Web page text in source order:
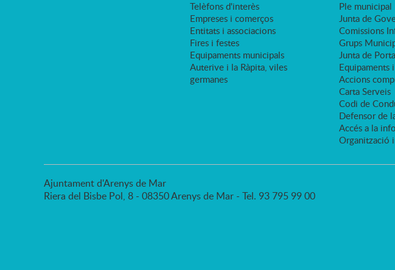
Telèfons d'interès
Empreses i comerços
Entitats i associacions
Fires i festes
Equipaments municipals
Auterive i la Ràpita, viles
germanes
Ple municipal
Junta de
Comissions
Grups
Junta de
Equipaments
Accions
Carta Serveis
Codi de
Defensor de
Accés a la
Organització
Ajuntament d'Arenys de Mar
Riera del Bisbe Pol, 8 - 08350 Arenys de Mar - Tel. 93 795 99 00